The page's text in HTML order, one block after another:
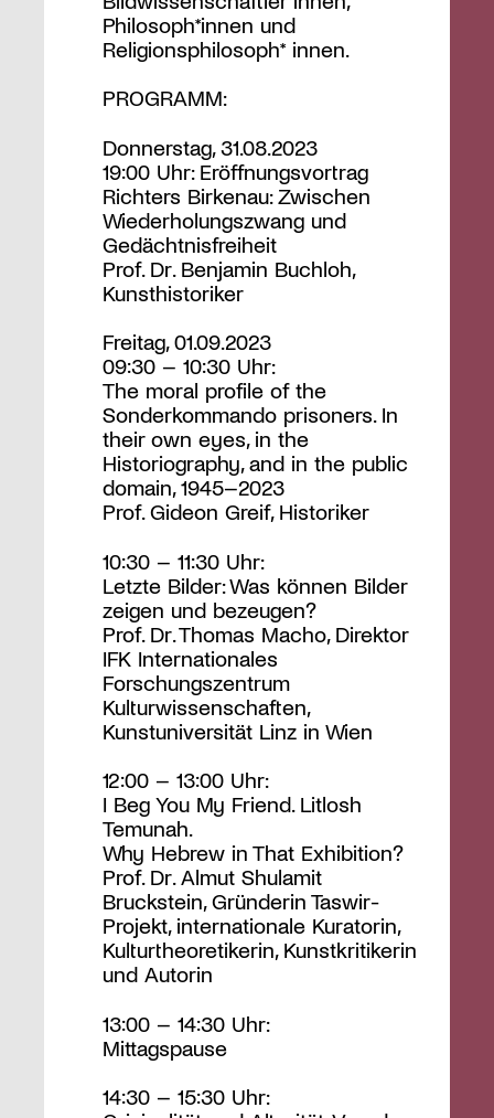
Philosoph*innen und
Religionsphilosoph* innen.
PROGRAMM:
Donnerstag, 31.08.2023
19:00 Uhr: Eröffnungsvortrag
Richters Birkenau: Zwischen
Wiederholungszwang und
Gedächtnisfreiheit
Prof. Dr. Benjamin Buchloh,
Kunsthistoriker
Freitag, 01.09.2023
09:30 – 10:30 Uhr:
The moral profile of the
Sonderkommando prisoners. In
their own eyes, in the
Historiography, and in the public
domain, 1945–2023
Prof. Gideon Greif, Historiker
10:30 – 11:30 Uhr:
Letzte Bilder: Was können Bilder
zeigen und bezeugen?
Prof. Dr. Thomas Macho, Direktor
IFK Internationales
Forschungszentrum
Kulturwissenschaften,
Kunstuniversität Linz in Wien
12:00 – 13:00 Uhr:
I Beg You My Friend. Litlosh
Temunah.
Why Hebrew in That Exhibition?
Prof. Dr. Almut Shulamit
Bruckstein, Gründerin Taswir-
Projekt, internationale Kuratorin,
Kulturtheoretikerin, Kunstkritikerin
und Autorin
13:00 – 14:30 Uhr:
Mittagspause
14:30 – 15:30 Uhr: